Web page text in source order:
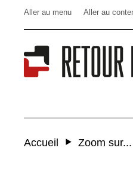
Aller au menu Aller au
Accueil ‣ Zoom sur...